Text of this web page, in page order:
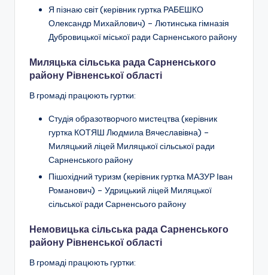
"
Р
в
н
с
ь
к
о
ї
о
б
Я пізнаю світ (керівник гуртка РАБЕШКО
Олександр Михайлович) – Лютинська гімназія
Дубровицької міської ради Сарненського району
Миляцька сільська рада Сарненського
району Рівненської області
В громаді працюють гуртки:
Студія образотворчого мистецтва (керівник
гуртка КОТЯШ Людмила Вячеславівна) –
Миляцький ліцей Миляцької сільської ради
Сарненського району
Пішохідний туризм (керівник гуртка МАЗУР Іван
Романович) – Удрицький ліцей Миляцької
сільської ради Сарненсього району
Немовицька сільська рада Сарненського
району Рівненської області
В громаді працюють гуртки: